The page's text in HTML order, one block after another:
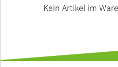
Kein Artikel im